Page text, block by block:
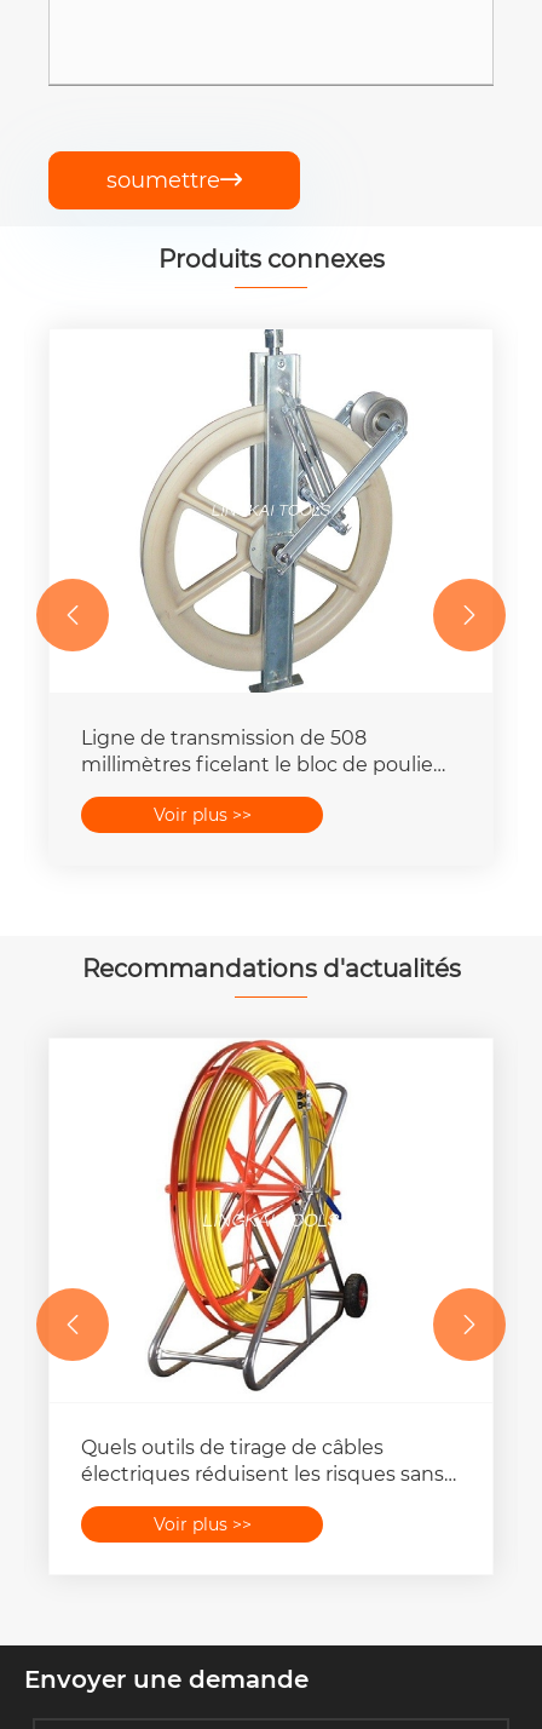
soumettre
Produits connexes
Ligne de transmission de 508
millimètres ficelant le bloc de poulie
Voir plus >>
 
Recommandations d'actualités
Quels outils de tirage de câbles
électriques réduisent les risques sans
Voir plus >>
 
Envoyer une demande